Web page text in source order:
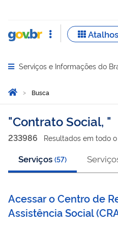
Abrir menu principal de
Serviços e Informações do
Você está aqui:
Página Inicial
Busca
Busca
Contrato Social,
233986 Resultados em todo o
Serviços (57)
Acessar o Centro de
Assistência Social(